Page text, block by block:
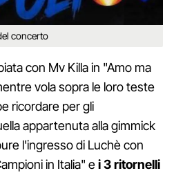
concerto
con Mv Killa in "Amo ma
vola sopra le loro teste
ricordare per gli
appartenuta alla gimmick
l'ingresso di Luchè con
in Italia" ei 3 ritornelli